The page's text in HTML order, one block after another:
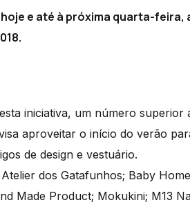
e até à próxima quarta-feira,
iniciativa, um número superior
aproveitar o início do verão
de design e vestuário.
dos Gatafunhos; Baby
Made Product; Mokukini; M13